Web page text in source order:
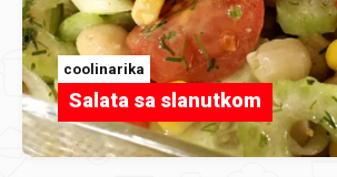
coolinarika
Salata sa slanutkom